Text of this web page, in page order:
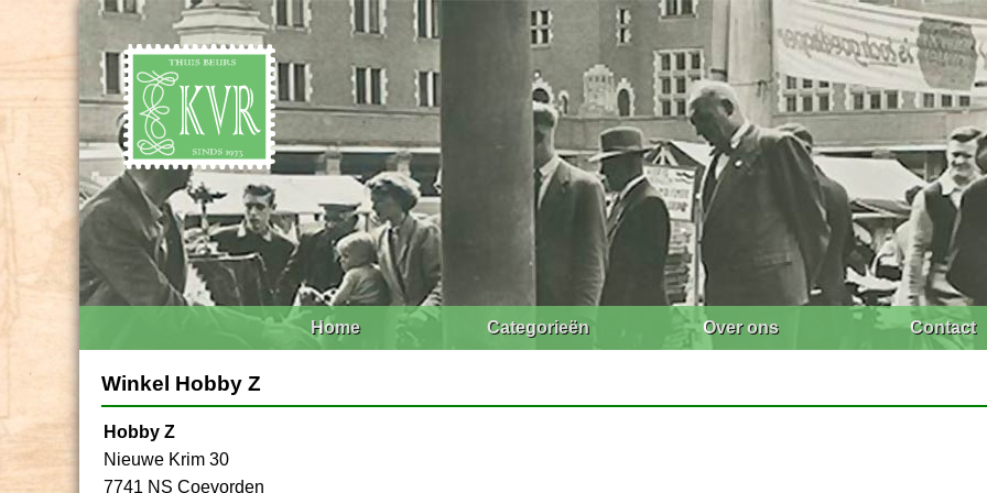
Home Categorieën Over ons Contact
Winkel Hobby Z
Hobby Z
Nieuwe Krim 30
7741 NS Coevorden